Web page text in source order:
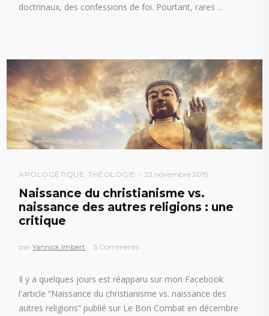
doctrinaux, des confessions de foi. Pourtant, rares
APOLOGÉTIQUE,THÉOLOGIE 23 novembre 2015
Naissance du christianisme vs.
naissance des autres religions : une
critique
parYannick Imbert 5 Comments
Il y a quelques jours est réapparu sur mon Facebook
l'article “Naissance du christianisme vs. naissance des
autres religions” publié sur Le Bon Combat en décembre